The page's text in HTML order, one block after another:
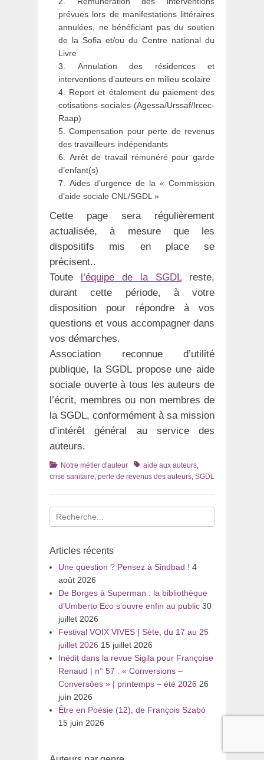
prévues lors de manifestations littéraires
annulées, ne bénéficiant pas du soutien
de la Sofia et/ou du Centre national du
Livre
3. Annulation des résidences et
interventions d’auteurs en milieu scolaire
4. Report et étalement du paiement des
cotisations sociales (Agessa/Urssaf/Ircec-
Raap)
5. Compensation pour perte de revenus
des travailleurs indépendants
6. Arrêt de travail rémunéré pour garde
d’enfant(s)
7. Aides d’urgence de la « Commission
d’aide sociale CNL/SGDL »
Cette page sera régulièrement
actualisée, à mesure que les
dispositifs mis en place se
précisent..
Toute l’équipe de la SGDLreste,
durant cette période, à votre
disposition pour répondre à vos
questions et vous accompagner dans
vos démarches.
Association reconnue d’utilité
publique, la SGDL propose une aide
sociale ouverte à tous les auteurs de
l’écrit, membres ou non membres de
la SGDL, conformément à sa mission
d’intérêt général au service des
auteurs.
Catégories
Notre métier d'auteur Tagsaide aux auteurs
crise sanitaire perte de revenus des auteurs SGDL
Recherche
pour
Articles récents
Une question ? Pensez à Sindbad ! 4
août 2026
De Borges à Superman : la bibliothèque
d’Umberto Eco s’ouvre enfin au public 30
juillet 2026
Festival VOIX VIVES | Sète, du 17 au 25
juillet 2026 15 juillet 2026
Inédit dans la revue Sigila pour Françoise
Renaud | n° 57 : « Conversions –
Conversões » | printemps – été 2026 26
juin 2026
Être en Poésie (12), de François Szabó
15 juin 2026